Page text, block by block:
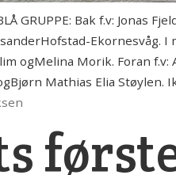
GRUPPE: Bak f.v:
Ekornesvåg.
ogMelina Morik. Foran
Mathias Elia